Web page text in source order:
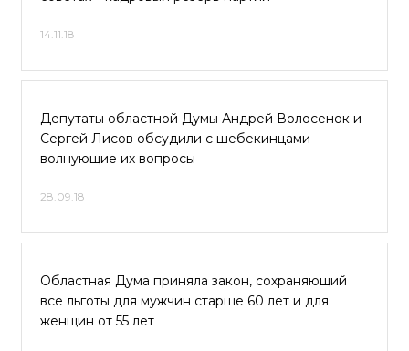
14.11.18
Депутаты областной Думы Андрей Волосенок и
Сергей Лисов обсудили с шебекинцами
волнующие их вопросы
28.09.18
Областная Дума приняла закон, сохраняющий
все льготы для мужчин старше 60 лет и для
женщин от 55 лет